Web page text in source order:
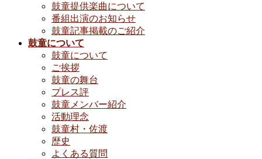
鼓童提供楽曲について
番組出演のお知らせ
鼓童記事掲載のご紹介
鼓童について
鼓童について
ご挨拶
鼓童の舞台
プレス評
鼓童メンバー紹介
活動理念
鼓童村・佐渡
歴史
よくある質問